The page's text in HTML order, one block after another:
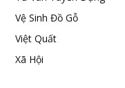
Vệ Sinh Đồ Gỗ
Việt Quất
Xã Hội